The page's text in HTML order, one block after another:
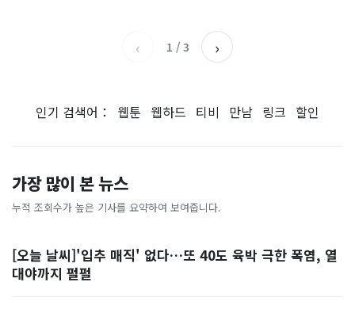
‹ 1 / 3 ›
인기 검색어： 웹툰 웹하드 티비 만남 링크 할인
가장 많이 본 뉴스
누적 조회수가 높은 기사를 요약하여 보여줍니다.
[오늘 날씨]'입추 매직' 없다…또 40도 육박 극한 폭염, 열
대야까지 펄펄